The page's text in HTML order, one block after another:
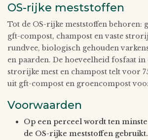
OS-rijke meststoffen
Tot de OS-rijke meststoffen behoren:
gft-compost, champost en vaste
rundvee, biologisch gehouden
en paarden. De hoeveelheid fosfaat in
strorijke mest en champost telt voor
uit gft-compost en groencompost
Voorwaarden
Op een perceel wordt ten
de OS-rijke meststoffen gebruikt.